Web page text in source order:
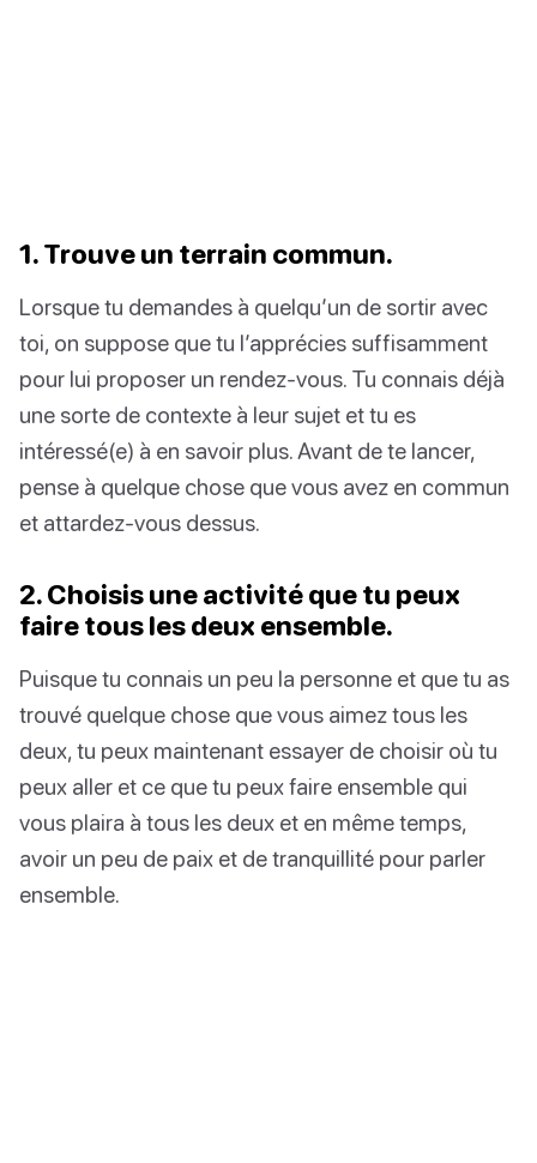
1. Trouve un terrain commun.
Lorsque tu demandes à quelqu’un de sortir avec
toi, on suppose que tu l’apprécies suffisamment
pour lui proposer un rendez-vous. Tu connais déjà
une sorte de contexte à leur sujet et tu es
intéressé(e) à en savoir plus. Avant de te lancer,
pense à quelque chose que vous avez en commun
et attardez-vous dessus.
2. Choisis une activité que tu peux
faire tous les deux ensemble.
Puisque tu connais un peu la personne et que tu as
trouvé quelque chose que vous aimez tous les
deux, tu peux maintenant essayer de choisir où tu
peux aller et ce que tu peux faire ensemble qui
vous plaira à tous les deux et en même temps,
avoir un peu de paix et de tranquillité pour parler
ensemble.